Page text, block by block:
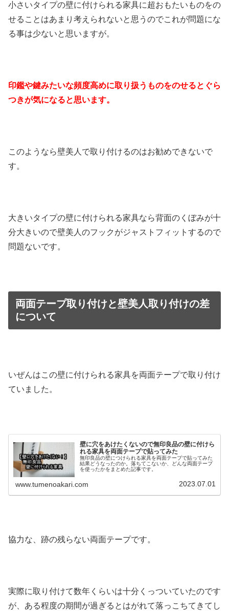
小さいタイプの壁に付けられる家具に超おもたいものをの
せることはあまり考えられないと思うのでこれが問題にな
る事は少ないと思いますが。
印鑑や鍵みたいな頻度高めに取り扱うものをのせるとぐら
つきが気になると思います。
このようなら壁美人で取り付けるのはお勧めできないで
す。
大きいタイプの壁に付けられる家具なら背面のくぼみが十
分大きいので壁美人のフックがジャストフィットするので
問題ないです。
両面テープ取り付けと壁美人取り付けの差
について
いぜんはこの壁に付けられる家具を両面テープで取り付け
ていました。
壁に穴をあけたくないので無印良品の壁に付けら
れる家具を両面テープで貼ってみた
無印良品の壁につけられる家具を両面テープで貼ってみた
結果どうなったのか。落ちてこないか、どんな両面テープ
を使ったかをまとめた記事です。
www.tumenoakari.com 2023.07.01
協力な、跡の残らない両面テープです。
実際に取り付けて数年くらいは十分くっついていたのです
が、ある程度の期間が過ぎるとはがれて落っこちてきてし